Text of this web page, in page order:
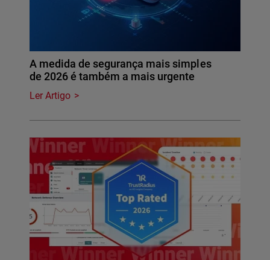
A medida de segurança mais simples
de 2026 é também a mais urgente
Ler Artigo